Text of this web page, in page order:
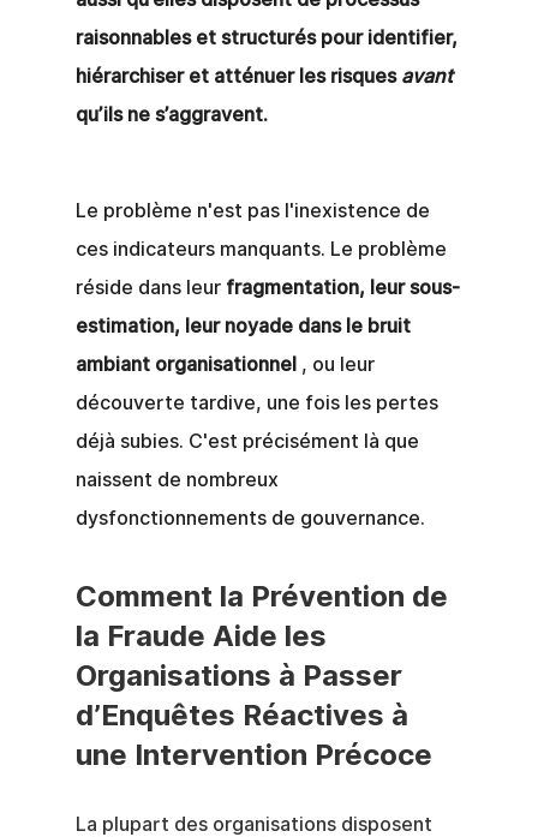
raisonnables et structurés pour identifier,
hiérarchiser et atténuer les risques avant
qu’ils ne s’aggravent.
Le problème n'est pas l'inexistence de
ces indicateurs manquants. Le problème
réside dans leur fragmentation, leur sous-
estimation, leur noyade dans le bruit
ambiant organisationnel , ou leur
découverte tardive, une fois les pertes
déjà subies. C'est précisément là que
naissent de nombreux
dysfonctionnements de gouvernance.
Comment la Prévention de
la Fraude Aide les
Organisations à Passer
d’Enquêtes Réactives à
une Intervention Précoce
La plupart des organisations disposent